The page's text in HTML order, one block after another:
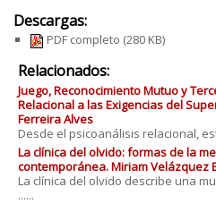
Descargas:
PDF completo (280 KB)
Relacionados:
Juego, Reconocimiento Mutuo y
Relacional a las Exigencias del
Ferreira Alves
Desde el psicoanálisis relacional,
La clínica del olvido: formas de la
contemporánea. Miriam Velázquez
La clínica del olvido describe una
......